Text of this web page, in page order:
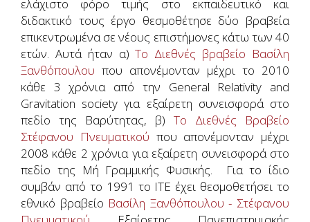
ελάχιστο φόρο τιμής στο εκπαιδευτικό και
διδακτικό τους έργο θεσμοθέτησε δύο βραβεία
επικεντρωμένα σε νέους επιστήμονες κάτω των 40
ετών. Αυτά ήταν α)Το Διεθνές βραβείο Βασίλη
Ξανθόπουλου που απονέμονταν μέχρι το 2010
κάθε 3 χρόνια από την General Relativity and
Gravitation society για εξαίρετη συνεισφορά στο
πεδίο της Βαρύτητας, β) Το Διεθνές Βραβείο
Στέφανου Πνευματικού που απονέμονταν μέχρι
2008 κάθε 2 χρόνια για εξαίρετη συνεισφορά στο
πεδίο της Μή Γραμμικής Φυσικής. Για το ίδιο
συμβάν από το 1991 το ΙΤΕ έχει θεσμοθετήσει το
εθνικό βραβείο Βασίλη Ξανθόπουλου - Στέφανου